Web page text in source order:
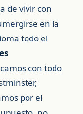
de vivir con
en la
todo el
con todo
por el